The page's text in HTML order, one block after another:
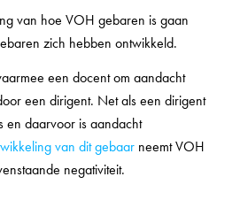
van hoe VOH gebaren is gaan
zich hebben ontwikkeld.
een docent om aandacht
een dirigent. Net als een dirigent
en daarvoor is aandacht
van dit gebaarneemt VOH
negativiteit.